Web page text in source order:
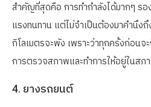
สำคัญที่สุดคือ การทำกำลังได้มากๆ รอ
แรงทนทาน แต่ไม่จำเป็นต้องมาคำนึง
กิโลเมตรจะพัง เพราะว่าทุกครั้งก่อนจ
การตรวจสภาพและทำการให้อยู่ในส
4. ยางรถยนต์